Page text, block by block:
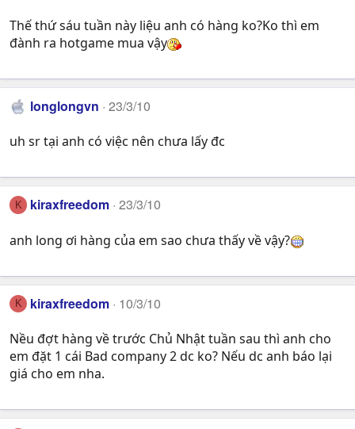
Thế thứ sáu tuần này liệu anh có hàng ko?Ko thì em
đành ra hotgame mua vậy
longlongvn 23/3/10
uh sr tại anh có việc nên chưa lấy đc
K kiraxfreedom 23/3/10
anh long ơi hàng của em sao chưa thấy về vậy?
K kiraxfreedom 10/3/10
Nều đợt hàng về trước Chủ Nhật tuần sau thì anh cho
em đặt 1 cái Bad company 2 dc ko? Nếu dc anh báo lại
giá cho em nha.